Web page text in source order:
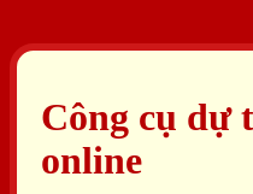
Công cụ dự
online